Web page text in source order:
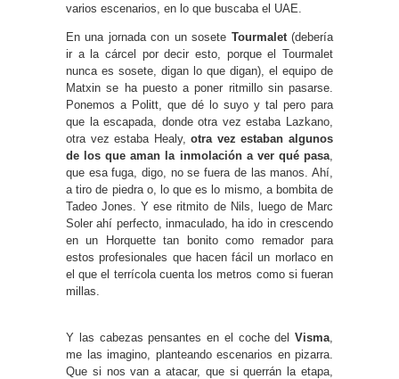
varios escenarios, en lo que buscaba el UAE.
En una jornada con un sosete Tourmalet(debería
ir a la cárcel por decir esto, porque el Tourmalet
nunca es sosete, digan lo que digan), el equipo de
Matxin se ha puesto a poner ritmillo sin pasarse.
Ponemos a Politt, que dé lo suyo y tal pero para
que la escapada, donde otra vez estaba Lazkano,
otra vez estaba Healy,otra vez estaban algunos
de los que aman la inmolación a ver qué pasa
que esa fuga, digo, no se fuera de las manos. Ahí,
a tiro de piedra o, lo que es lo mismo, a bombita de
Tadeo Jones. Y ese ritmito de Nils, luego de Marc
Soler ahí perfecto, inmaculado, ha ido in crescendo
en un Horquette tan bonito como remador para
estos profesionales que hacen fácil un morlaco en
el que el terrícola cuenta los metros como si fueran
millas.
Y las cabezas pensantes en el coche del Visma
me las imagino, planteando escenarios en pizarra.
Que si nos van a atacar, que si querrán la etapa,